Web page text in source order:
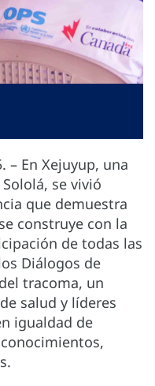
– En Xejuyup, una
se vivió
que demuestra
construye con la
de todas las
Diálogos de
tracoma, un
salud y líderes
igualdad de